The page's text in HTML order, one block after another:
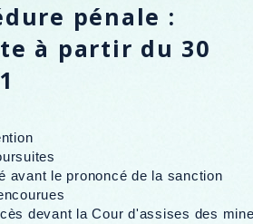
pénale :
à partir du 30
avant le prononcé de la sanction
devant la Cour d'assises des